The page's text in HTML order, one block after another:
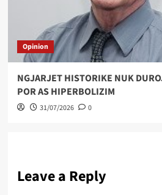
Opinion
NGJARJET HISTORIKE NUK
POR AS HIPERBOLIZIM
31/07/2026 0
Leave a Reply